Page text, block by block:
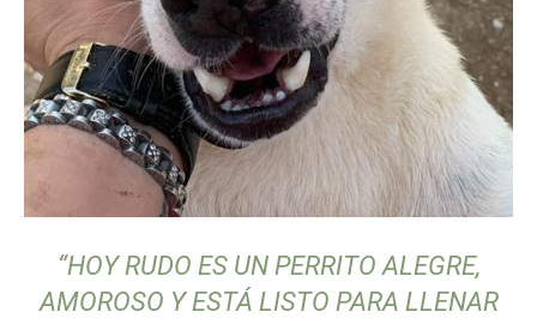
“HOY RUDO ES UN PERRITO ALEGRE,
AMOROSO Y ESTÁ LISTO PARA LLENAR